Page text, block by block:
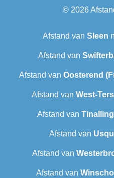
© 2026
Afstand van Sleen
Afstand van
Afstand van Oosterend
Afstand van West-
Afstand van
Afstand van
Afstand van
Afstand van